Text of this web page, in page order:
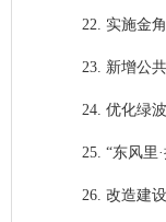
22. 实施金
23. 新增公
24. 优化绿
25. “东风里
26. 改造建